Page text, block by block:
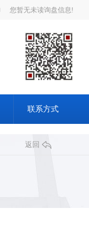
您暂无未读询盘信息!
联系方式
返回